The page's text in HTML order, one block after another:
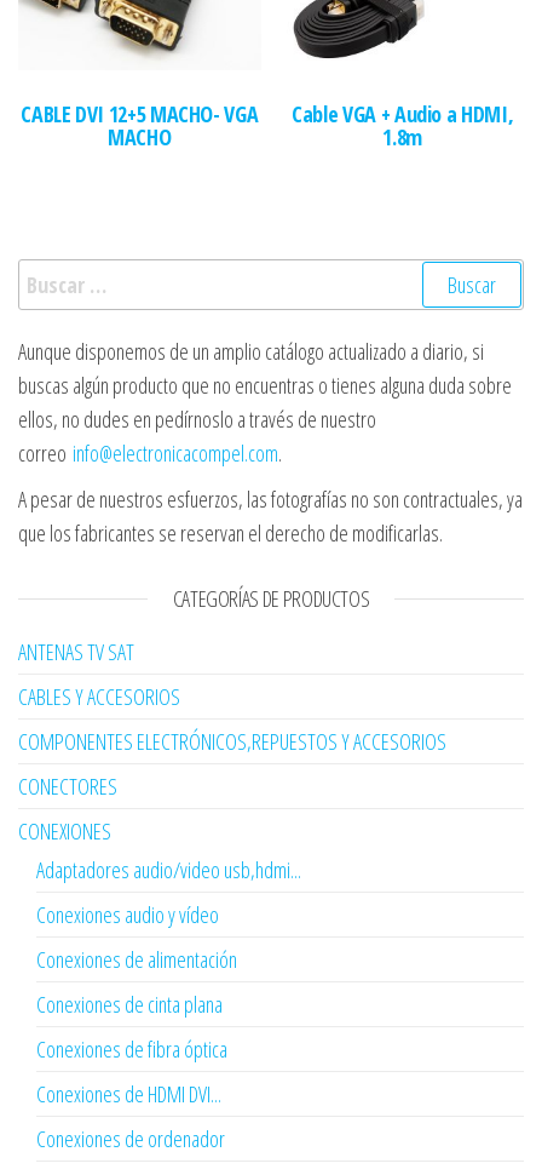
CABLE DVI 12+5 MACHO- VGA
MACHO
Cable VGA + Audio a HDMI,
1.8m
Buscar:
Aunque disponemos de un amplio catálogo actualizado a diario, si
buscas algún producto que no encuentras o tienes alguna duda sobre
ellos, no dudes en pedírnoslo a través de nuestro
correo info@electronicacompel.com.
A pesar de nuestros esfuerzos, las fotografías no son contractuales, ya
que los fabricantes se reservan el derecho de modificarlas.
CATEGORÍAS DE PRODUCTOS
ANTENAS TV SAT
CABLES Y ACCESORIOS
COMPONENTES ELECTRÓNICOS,REPUESTOS Y ACCESORIOS
CONECTORES
CONEXIONES
Adaptadores audio/video usb,hdmi...
Conexiones audio y vídeo
Conexiones de alimentación
Conexiones de cinta plana
Conexiones de fibra óptica
Conexiones de HDMI DVI...
Conexiones de ordenador